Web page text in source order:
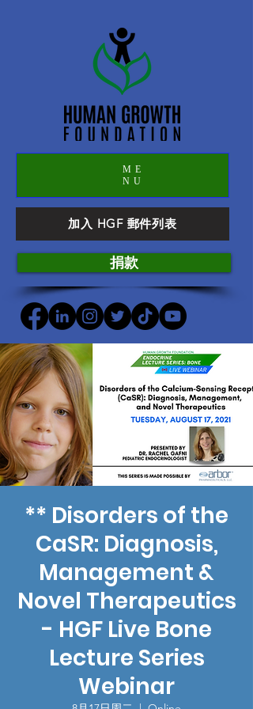
ME
NU
加入 HGF 郵件列表
捐款
** Disorders of the
CaSR: Diagnosis,
Management &
Novel Therapeutics
- HGF Live Bone
Lecture Series
Webinar